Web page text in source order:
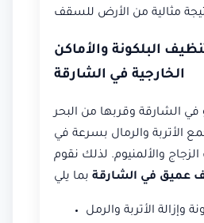
البلكونة والأماكن
الخارجية في الشارقة
الشارقة وقربها من البحر
الأتربة والرمال بسرعة في
والألمنيوم. لذلك نقوم
عميق في الشارقة
وإزالة الأتربة والرمل